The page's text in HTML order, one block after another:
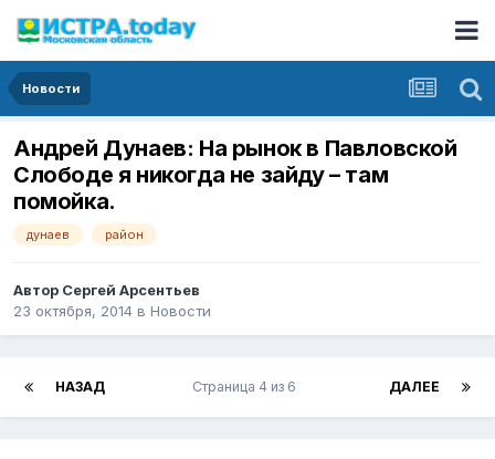
Новости
Андрей Дунаев: На рынок в Павловской
Слободе я никогда не зайду – там
помойка.
дунаев район
Автор Сергей Арсентьев
23 октября, 2014 в Новости
НАЗАД ДАЛЕЕ
Страница 4 из 6